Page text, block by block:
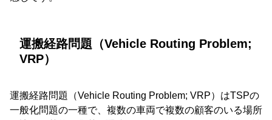
運搬経路問題（Vehicle Routing Problem;
VRP）
運搬経路問題（Vehicle Routing Problem; VRP）はTSPの
一般化問題の一種で、複数の車両で複数の顧客のいる場所